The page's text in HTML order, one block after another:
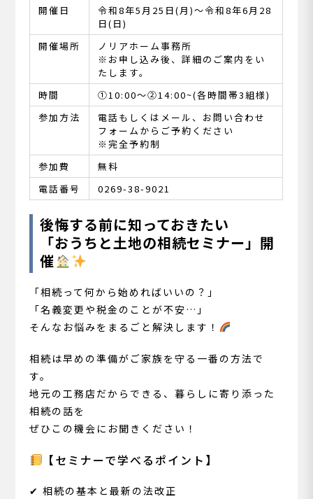
開催日
令和8年5月25日(月)～令和8年6月28
日(日)
開催場所
ノリアホーム事務所
※お申し込み後、詳細のご案内をい
たします。
時間
①10:00～②14:00~(各時間帯3組様)
参加方法
電話もしくはメール、お問い合わせ
フォームからご予約ください
※完全予約制
参加費
無料
電話番号
0269-38-9021
後悔する前に知っておきたい
「おうちと土地の相続セミナー」開
催
「相続って何から始めればいいの？」
「名義変更や税金のことが不安…」
そんなお悩みをまるごと解決します！
相続は早めの準備がご家族を守る一番の方法で
す。
地元の工務店だからできる、暮らしに寄り添った
相続の話を
ぜひこの機会にお聞きください！
【セミナーで学べるポイント】
✔︎ 相続の基本と最新の法改正